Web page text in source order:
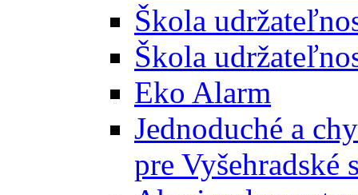
Škola
Škola
Eko Alarm
Jednoduché a
pre Vyšehradské